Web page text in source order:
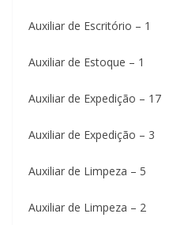
Auxiliar de Escritório – 1
Auxiliar de Estoque – 1
Auxiliar de Expedição – 17
Auxiliar de Expedição – 3
Auxiliar de Limpeza – 5
Auxiliar de Limpeza – 2